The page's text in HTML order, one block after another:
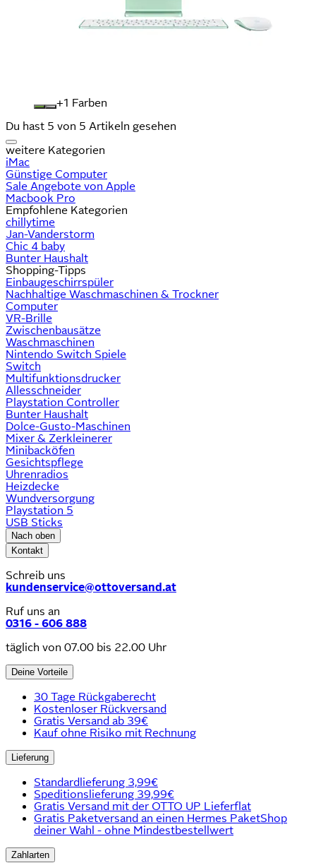
+
Farben
Du hast 5 von 5 Artikeln gesehen
weitere Kategorien
iMac
Günstige Computer
Sale Angebote von Apple
Macbook Pro
Empfohlene Kategorien
chillytime
Jan-Vanderstorm
Chic 4 baby
Bunter Haushalt
Shopping-Tipps
Einbaugeschirrspüler
Nachhaltige Waschmaschinen & Trockner
Computer
VR-Brille
Zwischenbausätze
Waschmaschinen
Nintendo Switch Spiele
Switch
Multifunktionsdrucker
Allesschneider
Playstation Controller
Bunter Haushalt
Dolce-Gusto-Maschinen
Mixer & Zerkleinerer
Minibacköfen
Gesichtspflege
Uhrenradios
Heizdecke
Wundversorgung
Playstation 5
USB Sticks
Nach oben
Kontakt
Schreib uns
kundenservice@ottoversand.at
Ruf uns an
0316 - 606 888
täglich von 07.00 bis 22.00 Uhr
Deine Vorteile
30 Tage Rückgaberecht
Kostenloser Rückversand
Gratis Versand ab 39€
Kauf ohne Risiko mit Rechnung
Lieferung
Standardlieferung 3,99€
Speditionslieferung 39,99€
Gratis Versand mit der OTTO UP Lieferflat
Gratis Paketversand an einen Hermes PaketShop
deiner Wahl - ohne Mindestbestellwert
Zahlarten